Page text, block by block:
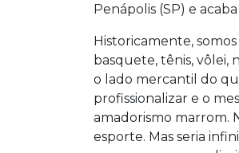
Penápolis (SP) e
Historicamente, somos
basquete, tênis, vôlei,
o lado mercantil do
profissionalizar e o
amadorismo marrom.
esporte. Mas seria